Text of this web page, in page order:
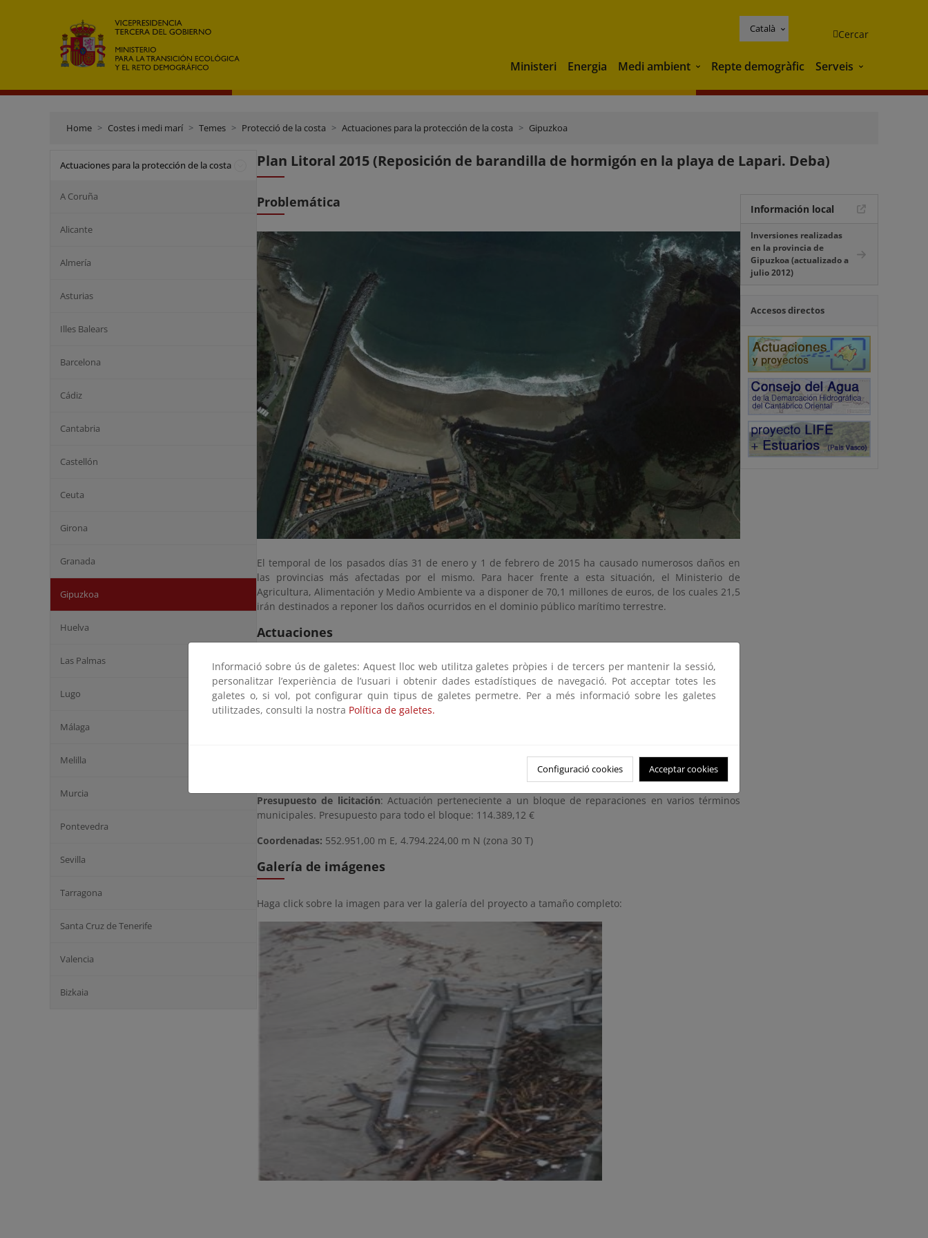
Català Cercar
Ministeri Energia Medi ambient Medi ambient
Repte demogràfic Serveis Serveis
Home Costes i medi marí Temes Protecció de la costa Actuaciones para la protección de la costa Gipuzkoa
Actuaciones para la protección de la costa
A Coruña
Alicante
Almería
Asturias
Illes Balears
Barcelona
Cádiz
Cantabria
Castellón
Ceuta
Girona
Granada
Gipuzkoa
Huelva
Las Palmas
Lugo
Málaga
Melilla
Murcia
Pontevedra
Sevilla
Tarragona
Santa Cruz de Tenerife
Valencia
Bizkaia
Plan Litoral 2015 (Reposición de barandilla de hormigón en la playa de Lapari. Deba)
Problemática
El temporal de los pasados días 31 de enero y 1 de febrero de 2015 ha causado numerosos daños en
las provincias más afectadas por el mismo. Para hacer frente a esta situación, el Ministerio de
Agricultura, Alimentación y Medio Ambiente va a disponer de 70,1 millones de euros, de los cuales 21,5
irán destinados a reponer los daños ocurridos en el dominio público marítimo terrestre.
Actuaciones
Esta actuación de escasa envergadura consiste en la reposición de dos tramos de barandilla de
hormigón prefabricado en la escalera de acceso a la playa de Lapari.
: Actuación perteneciente a un bloque de reparaciones en varios términos municipales. Plazo para
Presupuesto de licitación: Actuación perteneciente a un bloque de reparaciones en varios términos
municipales. Presupuesto para todo el bloque: 114.389,12 €
Coordenadas: 552.951,00 m E, 4.794.224,00 m N (zona 30 T)
Galería de imágenes
Haga click sobre la imagen para ver la galería del proyecto a tamaño completo:
Información local
Inversiones realizadas
en la provincia de
Gipuzkoa (actualizado a
julio 2012)
Accesos directos
Informació sobre ús de galetes: Aquest lloc web utilitza galetes pròpies i de tercers per mantenir la sessió,
personalitzar l’experiència de l’usuari i obtenir dades estadístiques de navegació. Pot acceptar totes les
galetes o, si vol, pot configurar quin tipus de galetes permetre. Per a més informació sobre les galetes
utilitzades, consulti la nostra Política de galetes.
Configuració cookies Acceptar cookies